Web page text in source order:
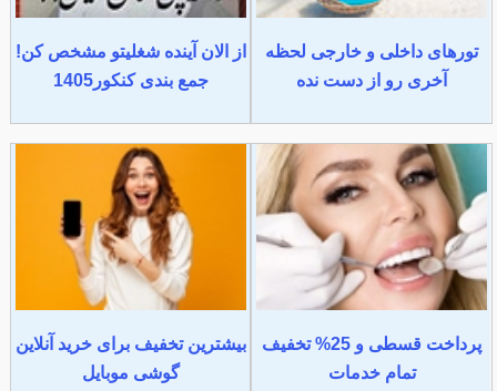
تورهای داخلی و خارجی لحظه
آخری رو از دست نده
از الان آینده شغلیتو مشخص کن!
جمع بندی کنکور1405
پرداخت قسطی و 25% تخفیف
تمام خدمات
بیشترین تخفیف برای خرید آنلاین
گوشی موبایل